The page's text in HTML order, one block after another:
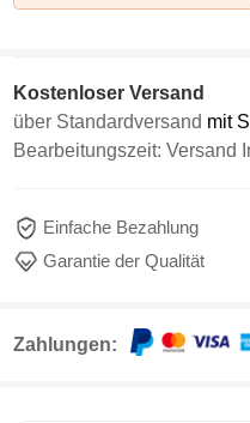
Kostenloser Versand
über Standardversand mit
Bearbeitungszeit: Versand
Einfache Bezahlung
Garantie der Qualität
Zahlungen: